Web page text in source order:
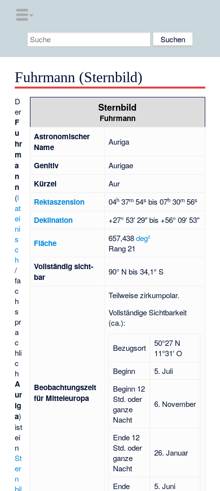
Fuhrmann (Sternbild)
Sternbild
Fuhrmann
Astronomischer
Name
Auriga
Genitiv Aurigae
Kürzel Aur
Rektaszension 04h 37m 54s bis07h 30m 56s
Deklination +27° 53′ 29″bis +56° 09′ 53″
Fläche 657,438deg²
Rang 21
Voll­stän­dig sicht­
bar
90° N bis 34,1° S
Beob­achtungs­zeit
für Mittel­europa
Teilweise zirkumpolar.
Vollständige Sichtbarkeit
(ca.):
Bezugsort
50°27 N
11°31′ O
Beginn
5. Juli
Beginn 12
Std. oder
ganze
Nacht
6. November
Ende 12
Std. oder
ganze
Nacht
26. Januar
Ende 5. Juni
D
er
F
u
hr
m
a
n
n
(l
at
ei
ni
s
c
h
/
fa
c
h
s
pr
a
c
hli
c
h
A
ur
ig
a)
ist
ei
n
St
er
n